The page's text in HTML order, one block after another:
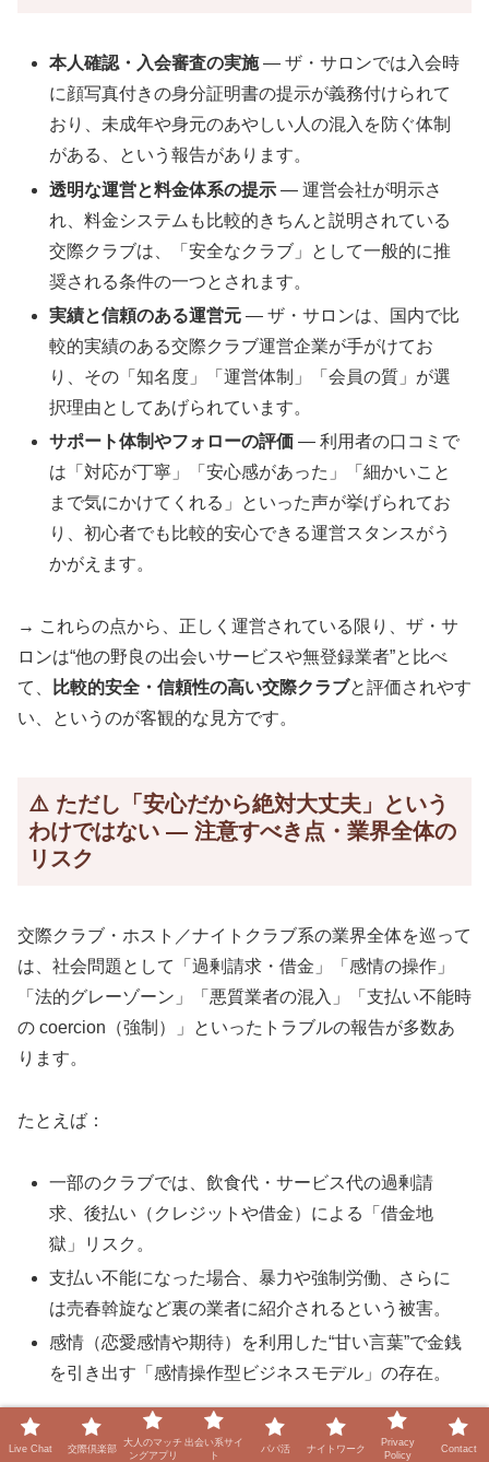
本人確認・入会審査の実施— ザ・サロンでは入会時
に顔写真付きの身分証明書の提示が義務付けられて
おり、未成年や身元のあやしい人の混入を防ぐ体制
がある、という報告があります。
透明な運営と料金体系の提示 — 運営会社が明示さ
れ、料金システムも比較的きちんと説明されている
交際クラブは、「安全なクラブ」として一般的に推
奨される条件の一つとされます。
実績と信頼のある運営元 — ザ・サロンは、国内で比
較的実績のある交際クラブ運営企業が手がけてお
り、その「知名度」「運営体制」「会員の質」が選
択理由としてあげられています。
サポート体制やフォローの評価 — 利用者の口コミで
は「対応が丁寧」「安心感があった」「細かいこと
まで気にかけてくれる」といった声が挙げられてお
り、初心者でも比較的安心できる運営スタンスがう
かがえます。
→ これらの点から、正しく運営されている限り、ザ・サ
ロンは“他の野良の出会いサービスや無登録業者”と比べ
て、
比較的安全・信頼性の高い交際クラブと評価されやす
い、というのが客観的な見方です。
⚠️ ただし「安心だから絶対大丈夫」という
わけではない — 注意すべき点・業界全体の
リスク
交際クラブ・ホスト／ナイトクラブ系の業界全体を巡って
は、社会問題として「過剰請求・借金」「感情の操作」
「法的グレーゾーン」「悪質業者の混入」「支払い不能時
の coercion（強制）」といったトラブルの報告が多数あ
ります。
たとえば：
一部のクラブでは、飲食代・サービス代の過剰請
求、後払い（クレジットや借金）による「借金地
獄」リスク。
支払い不能になった場合、暴力や強制労働、さらに
は売春斡旋など裏の業者に紹介されるという被害。
感情（恋愛感情や期待）を利用した“甘い言葉”で金銭
を引き出す「感情操作型ビジネスモデル」の存在。
つまり、業界として構造的にリスクが残っており、“信頼
Live Chat 交際倶楽部
大人のマッチ
ングアプリ
出会い系サイ
ト
パパ活 ナイトワーク
Privacy
Policy
Contact